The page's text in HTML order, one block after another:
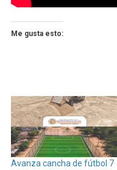
Me gusta esto:
Avanza cancha de fútbol 7